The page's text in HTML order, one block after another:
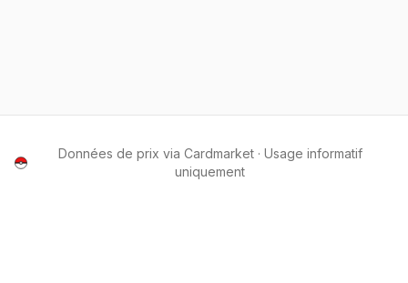
Données de prix via Cardmarket · Usage informatif
uniquement